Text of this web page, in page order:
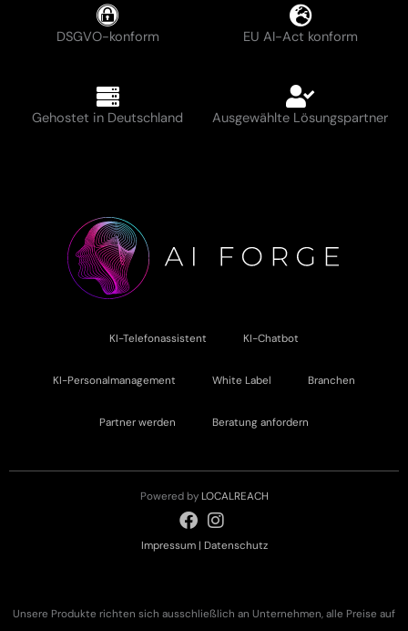
DSGVO-konform EU AI-Act konform
Gehostet in Deutschland Ausgewählte Lösungspartner
KI-Telefonassistent KI-Chatbot
KI-Personalmanagement White Label Branchen
Partner werden Beratung anfordern
Powered by LOCALREACH
Impressum| Datenschutz
Unsere Produkte richten sich ausschließlich an Unternehmen, alle Preise auf